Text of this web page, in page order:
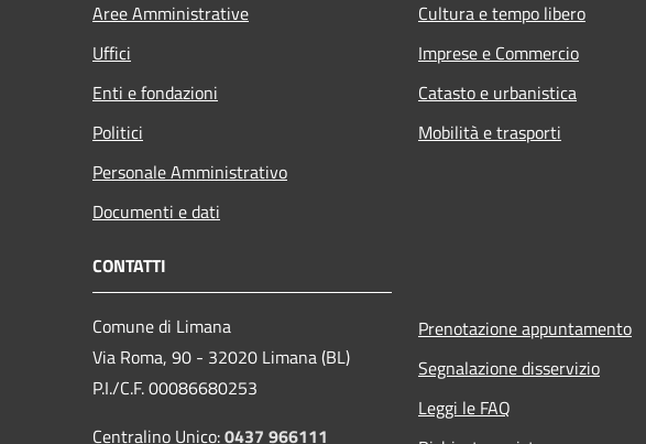
Aree Amministrative
Uffici
Enti e fondazioni
Politici
Personale Amministrativo
Documenti e dati
Cultura e tempo libero
Imprese e Commercio
Catasto e urbanistica
Mobilità e trasporti
CONTATTI
Comune di Limana
Via Roma, 90 - 32020 Limana (BL)
P.I./C.F. 00086680253
Centralino Unico:0437 966111
Prenotazione appuntamento
Segnalazione disservizio
Leggi le FAQ